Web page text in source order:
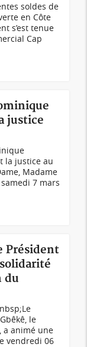
soldes de
en Côte
s’est tenue
Cap
justice
la justice au
Madame
7 mars
Président
du
le
a animé une
vendredi 06